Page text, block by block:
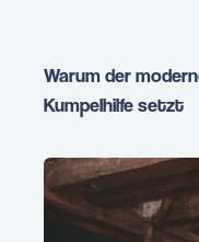
Warum der
Kumpelhilfe setzt